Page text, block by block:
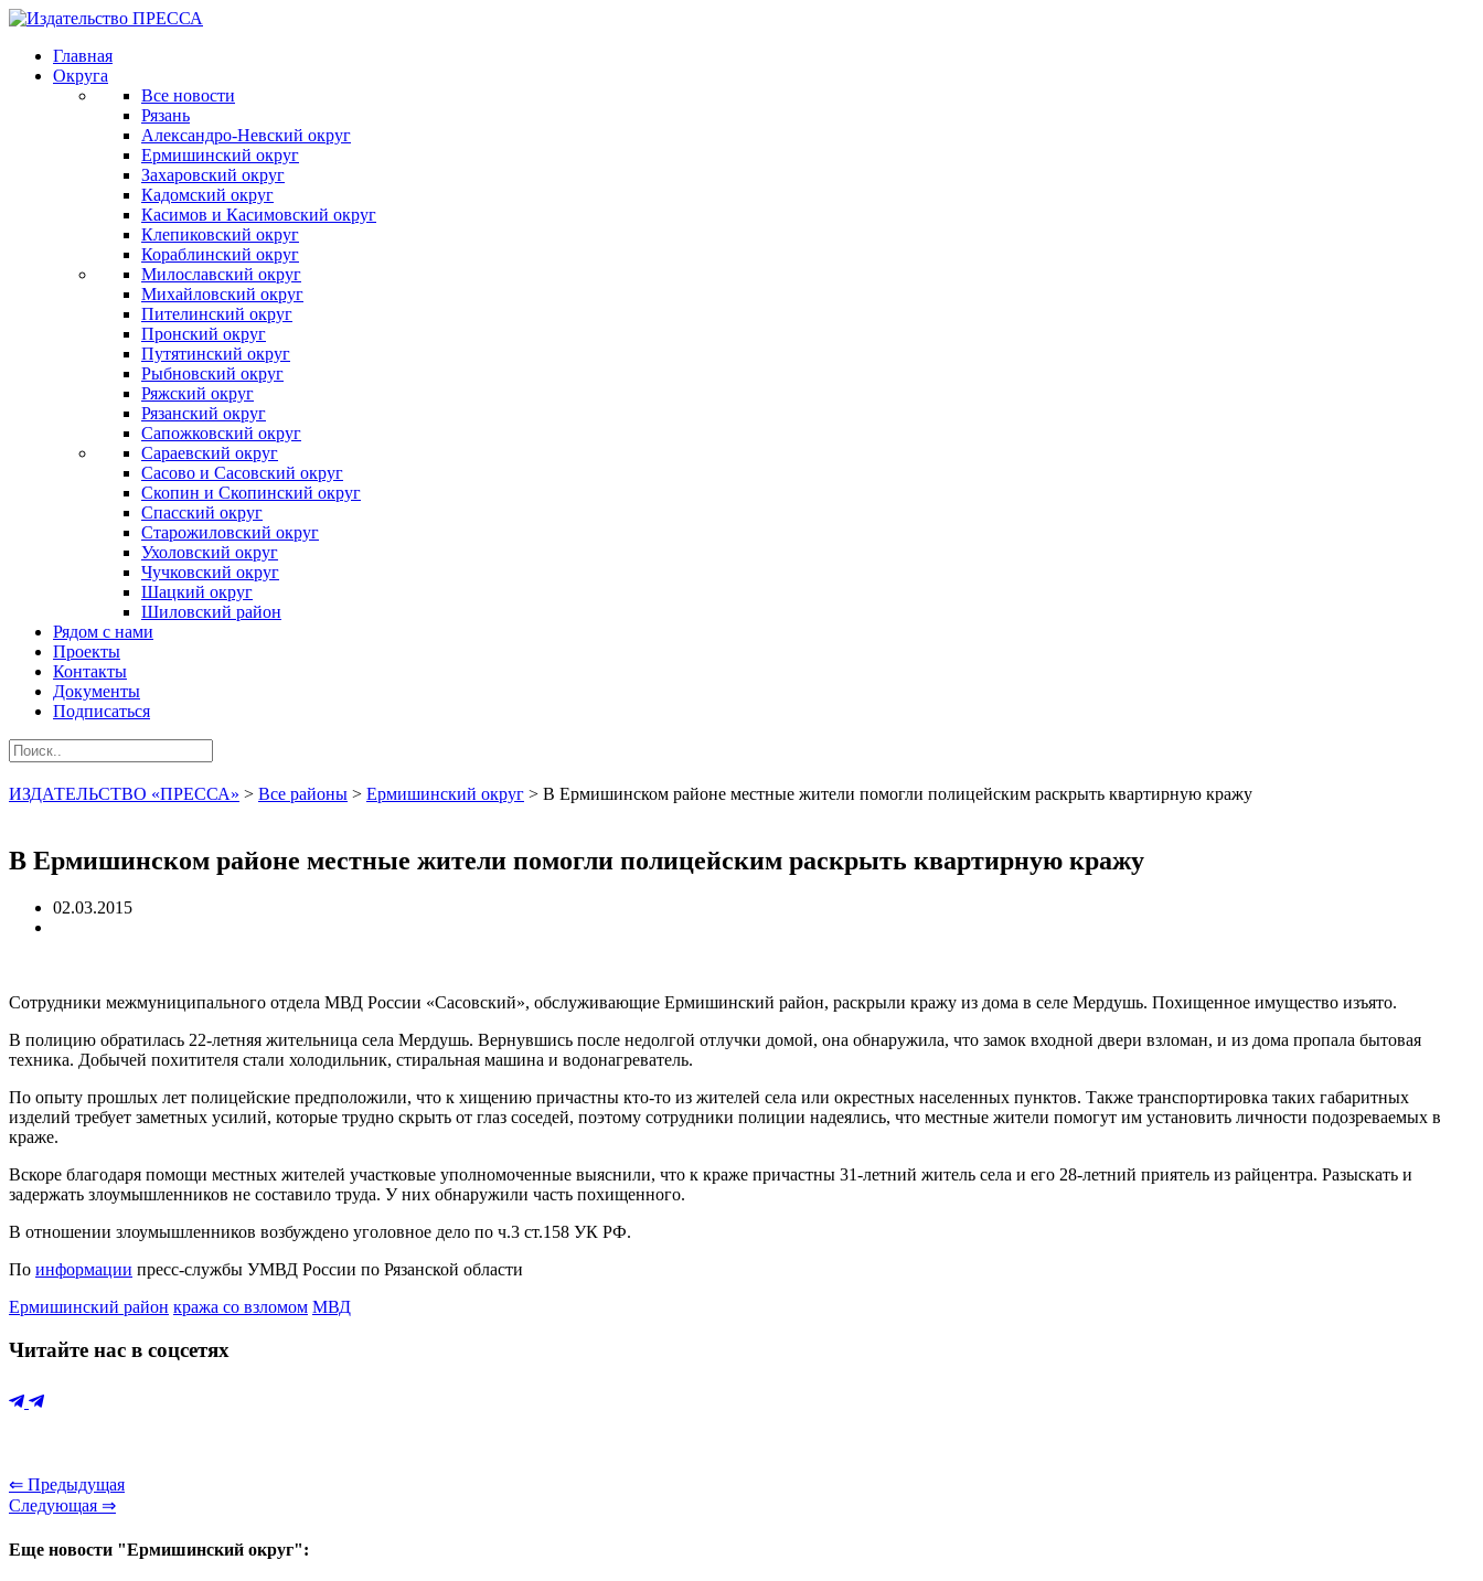
Главная
Округа
Все новости
Рязань
Александро-Невский округ
Ермишинский округ
Захаровский округ
Кадомский округ
Касимов и Касимовский округ
Клепиковский округ
Кораблинский округ
Милославский округ
Михайловский округ
Пителинский округ
Пронский округ
Путятинский округ
Рыбновский округ
Ряжский округ
Рязанский округ
Сапожковский округ
Сараевский округ
Сасово и Сасовский округ
Скопин и Скопинский округ
Спасский округ
Старожиловский округ
Ухоловский округ
Чучковский округ
Шацкий округ
Шиловский район
Рядом с нами
Проекты
Контакты
Документы
Подписаться
ИЗДАТЕЛЬСТВО «ПРЕССА» > Все районы > Ермишинский округ > В Ермишинском районе местные жители помогли полицейским раскрыть квартирную кражу
В Ермишинском районе местные жители помогли полицейским раскрыть квартирную кражу
02.03.2015
Сотрудники межмуниципального отдела МВД России «Сасовский», обслуживающие Ермишинский район, раскрыли кражу из дома в селе Мердушь. Похищенное имущество изъято.
В полицию обратилась 22-летняя жительница села Мердушь. Вернувшись после недолгой отлучки домой, она обнаружила, что замок входной двери взломан, и из дома пропала бытовая
техника. Добычей похитителя стали холодильник, стиральная машина и водонагреватель.
По опыту прошлых лет полицейские предположили, что к хищению причастны кто-то из жителей села или окрестных населенных пунктов. Также транспортировка таких габаритных
изделий требует заметных усилий, которые трудно скрыть от глаз соседей, поэтому сотрудники полиции надеялись, что местные жители помогут им установить личности подозреваемых в
краже.
Вскоре благодаря помощи местных жителей участковые уполномоченные выяснили, что к краже причастны 31-летний житель села и его 28-летний приятель из райцентра. Разыскать и
задержать злоумышленников не составило труда. У них обнаружили часть похищенного.
В отношении злоумышленников возбуждено уголовное дело по ч.3 ст.158 УК РФ.
По информации пресс-службы УМВД России по Рязанской области
Ермишинский район кража со взломом МВД
Читайте нас в соцсетях
⇐ Предыдущая
Следующая ⇒
Еще новости "Ермишинский округ":